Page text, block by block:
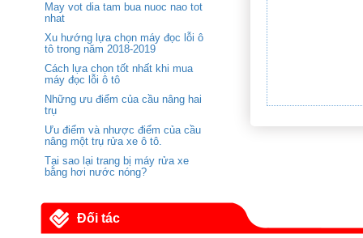
May vot dia tam bua nuoc nao tot
nhat
Xu hướng lựa chọn máy đọc lỗi ô
tô trong năm 2018-2019
Cách lựa chọn tốt nhất khi mua
máy đọc lỗi ô tô
Những ưu điểm của cầu nâng hai
trụ
Ưu điểm và nhược điểm của cầu
nâng một trụ rửa xe ô tô.
Tại sao lại trang bị máy rửa xe
bằng hơi nước nóng?
Đối tác